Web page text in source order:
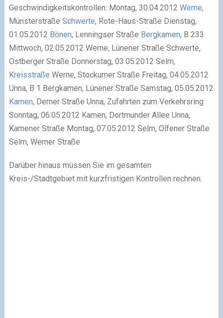
Geschwindigkeitskontrollen: Montag, 30.04.2012 Werne,
Münsterstraße Schwerte, Rote-Haus-Straße Dienstag,
01.05.2012 Bönen, Lenningser Straße Bergkamen, B 233
Mittwoch, 02.05.2012 Werne, Lünener Straße Schwerte,
Ostberger Straße Donnerstag, 03.05.2012 Selm,
Kreisstraße Werne, Stockumer Straße Freitag, 04.05.2012
Unna, B 1 Bergkamen, Lünener Straße Samstag, 05.05.2012
Kamen, Derner Straße Unna, Zufahrten zum Verkehrsring
Sonntag, 06.05.2012 Kamen, Dortmunder Allee Unna,
Kamener Straße Montag, 07.05.2012 Selm, Olfener Straße
Selm, Werner Straße
Darüber hinaus müssen Sie im gesamten
Kreis-/Stadtgebiet mit kurzfristigen Kontrollen rechnen.